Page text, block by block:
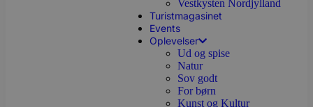
Vestkysten Nordjylland
Turistmagasinet
Events
Oplevelser
Ud og spise
Natur
Sov godt
For børn
Kunst og Kultur